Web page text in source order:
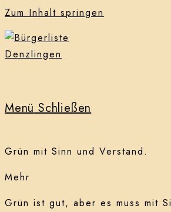
Zum Inhalt springen
Menü Schließen
Grün mit Sinn und Verstand.
Mehr
Grün ist gut, aber es muss mit